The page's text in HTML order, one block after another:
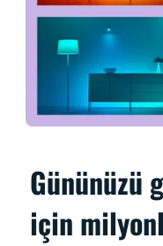
Gününüzü
için